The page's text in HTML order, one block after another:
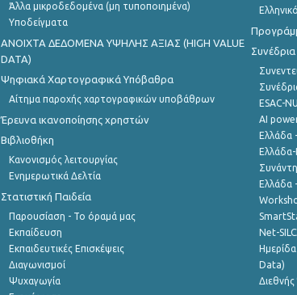
Άλλα μικροδεδομένα (μη τυποποιημένα)
Υποδείγματα
ANOIXTA ΔΕΔΟΜΕΝΑ ΥΨΗΛΗΣ ΑΞΙΑΣ (HIGH VALUE
DATA)
Ψηφιακά Χαρτογραφικά Υπόβαθρα
Αίτημα παροχής χαρτογραφικών υποβάθρων
Έρευνα ικανοποίησης χρηστών
Βιβλιοθήκη
Κανονισμός λειτουργίας
Ενημερωτικά Δελτία
Στατιστική Παιδεία
Παρουσίαση - Το όραμά μας
Εκπαίδευση
Εκπαιδευτικές Επισκέψεις
Διαγωνισμοί
Ψυχαγωγία
ESAC-
AI
Ελλάδα
Ελλάδα-
Ελλάδα
Net-
Data)